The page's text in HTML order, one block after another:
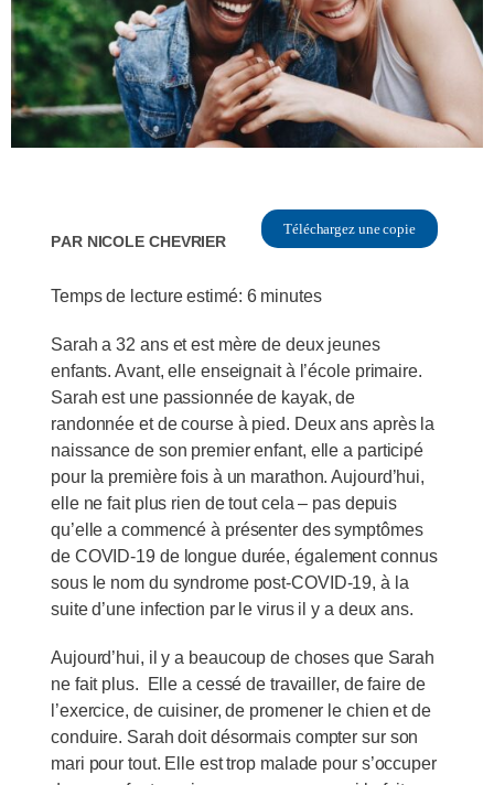
Par Nicole Chevrier Téléchargez une copie
Temps de lecture estimé: 6minutes
Sarah a 32 ans et est mère de deux jeunes
enfants. Avant, elle enseignait à l’école primaire.
Sarah est une passionnée de kayak, de
randonnée et de course à pied. Deux ans après la
naissance de son premier enfant, elle a participé
pour la première fois à un marathon. Aujourd’hui,
elle ne fait plus rien de tout cela – pas depuis
qu’elle a commencé à présenter des symptômes
de COVID-19 de longue durée, également connus
sous le nom du syndrome post-COVID-19, à la
suite d’une infection par le virus il y a deux ans.
Aujourd’hui, il y a beaucoup de choses que Sarah
ne fait plus. Elle a cessé de travailler, de faire de
l’exercice, de cuisiner, de promener le chien et de
conduire. Sarah doit désormais compter sur son
mari pour tout. Elle est trop malade pour s’occuper